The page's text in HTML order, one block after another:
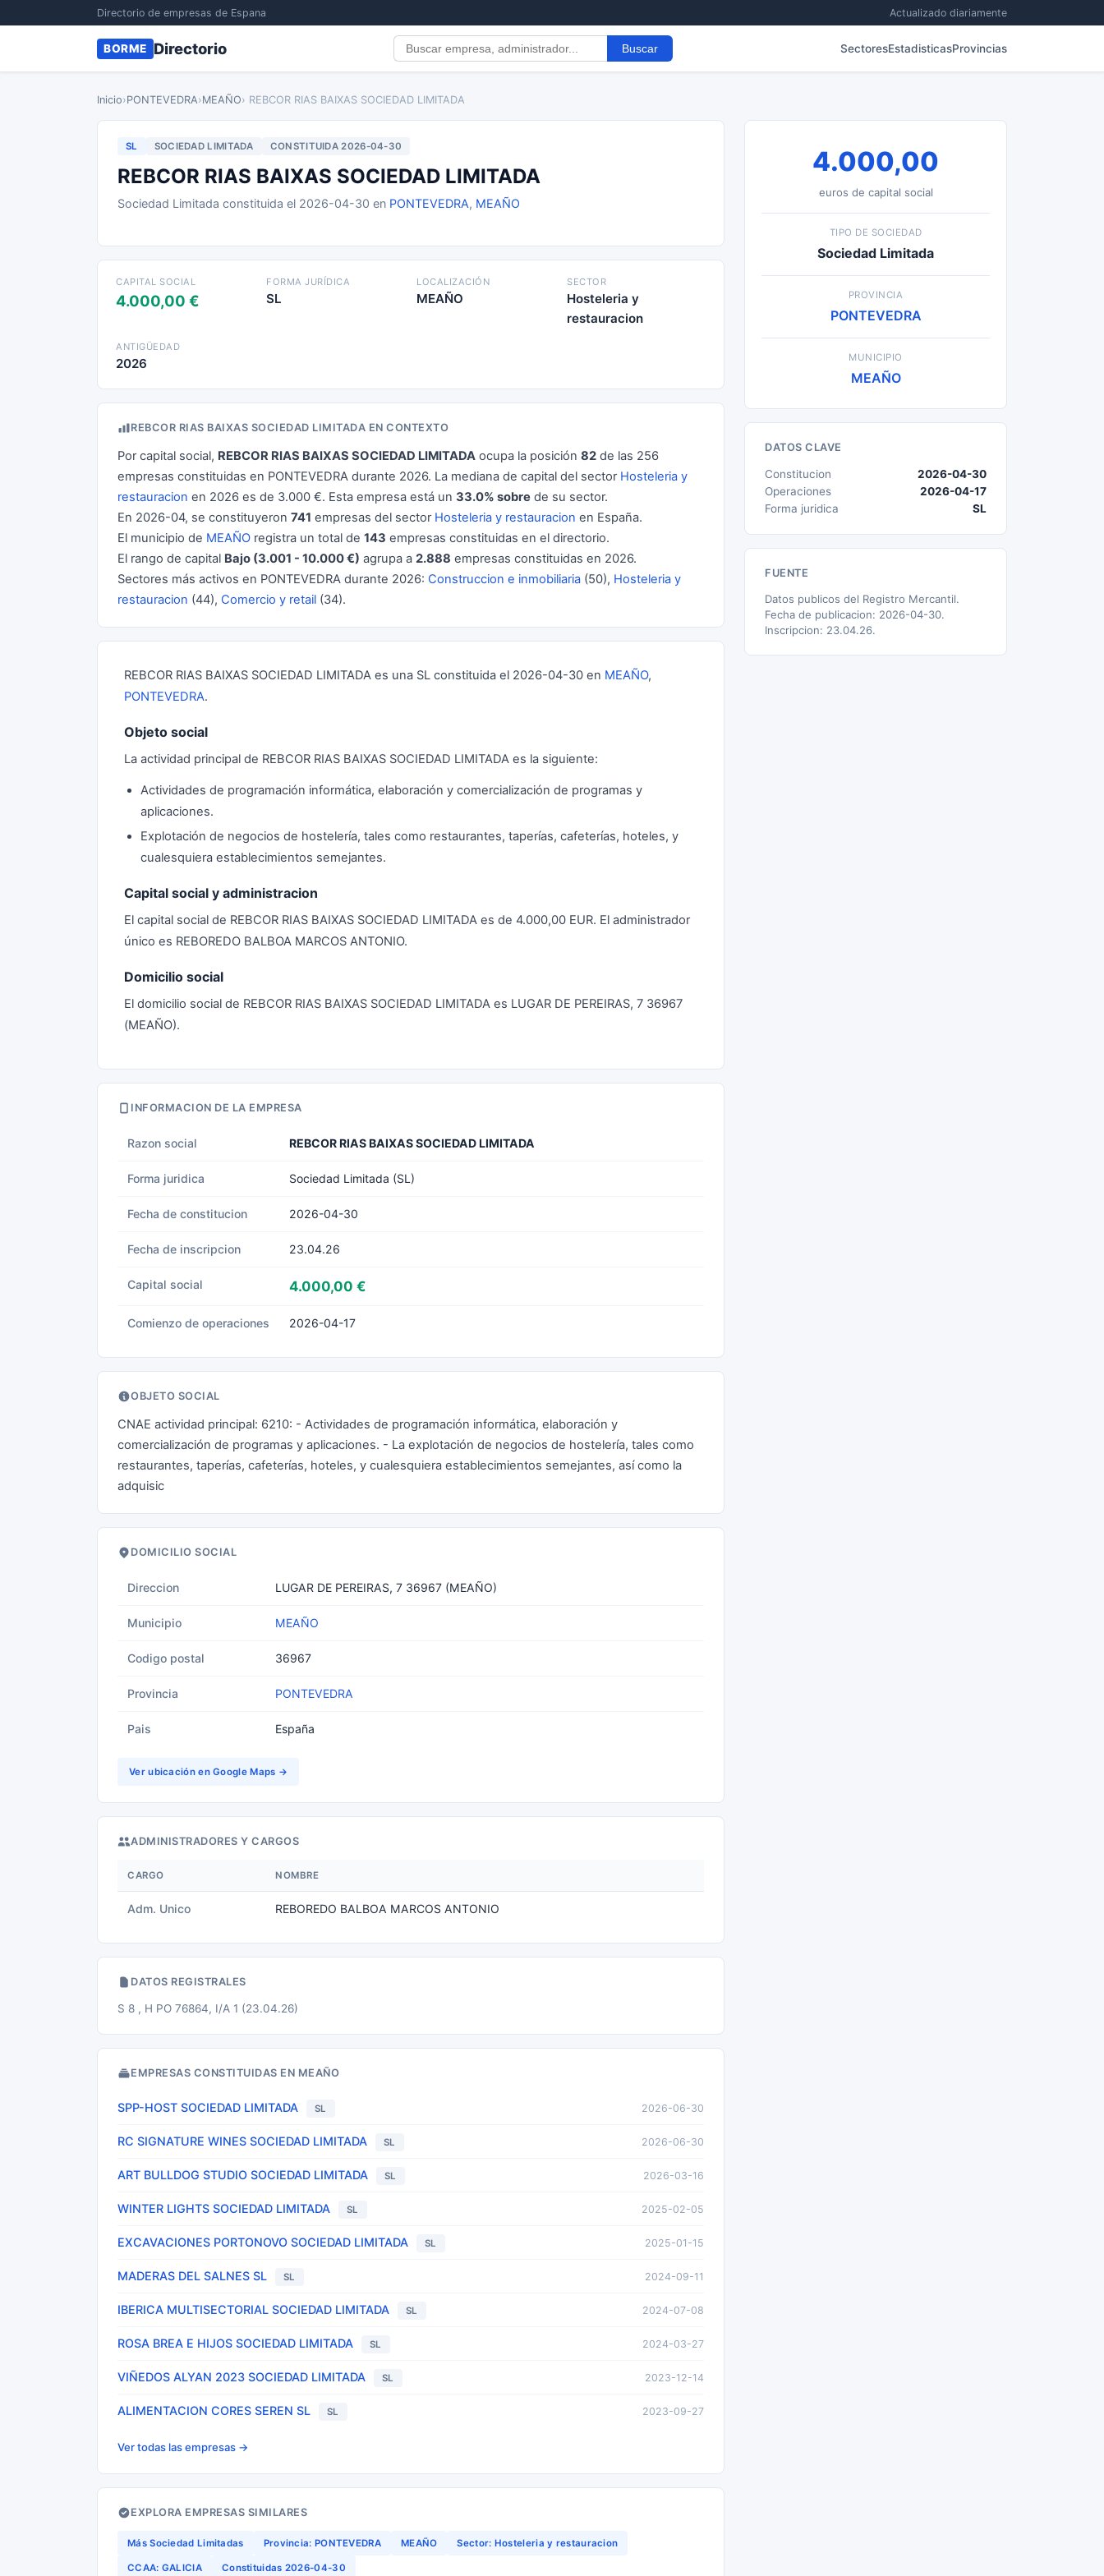
Directorio de empresas de Espana Actualizado diariamente
BORME Directorio Buscar SectoresEstadisticasProvincias
Inicio›PONTEVEDRA›MEAÑO› REBCOR RIAS BAIXAS SOCIEDAD LIMITADA
SL SOCIEDAD LIMITADA CONSTITUIDA 2026-04-30
REBCOR RIAS BAIXAS SOCIEDAD LIMITADA
Sociedad Limitada constituida el 2026-04-30 en PONTEVEDRA, MEAÑO
CAPITAL SOCIAL
4.000,00 €
FORMA JURÍDICA
SL
LOCALIZACIÓN
MEAÑO
SECTOR
Hosteleria y
restauracion
ANTIGÜEDAD
2026
REBCOR RIAS BAIXAS SOCIEDAD LIMITADA EN CONTEXTO
Por capital social, REBCOR RIAS BAIXAS SOCIEDAD LIMITADA ocupa la posición 82 de las 256
empresas constituidas en PONTEVEDRA durante 2026. La mediana de capital del sector Hosteleria y
restauracion en 2026 es de 3.000 €. Esta empresa está un 33.0% sobre de su sector.
En 2026-04, se constituyeron 741 empresas del sector Hosteleria y restauracion en España.
El municipio de MEAÑO registra un total de 143 empresas constituidas en el directorio.
El rango de capital Bajo (3.001 - 10.000 €) agrupa a 2.888 empresas constituidas en 2026.
Sectores más activos en PONTEVEDRA durante 2026: Construccion e inmobiliaria (50), Hosteleria y
restauracion (44), Comercio y retail (34).
REBCOR RIAS BAIXAS SOCIEDAD LIMITADA es una SL constituida el 2026-04-30 en MEAÑO,
PONTEVEDRA.
Objeto social
La actividad principal de REBCOR RIAS BAIXAS SOCIEDAD LIMITADA es la siguiente:
Actividades de programación informática, elaboración y comercialización de programas y
aplicaciones.
Explotación de negocios de hostelería, tales como restaurantes, taperías, cafeterías, hoteles, y
cualesquiera establecimientos semejantes.
Capital social y administracion
El capital social de REBCOR RIAS BAIXAS SOCIEDAD LIMITADA es de 4.000,00 EUR. El administrador
único es REBOREDO BALBOA MARCOS ANTONIO.
Domicilio social
El domicilio social de REBCOR RIAS BAIXAS SOCIEDAD LIMITADA es LUGAR DE PEREIRAS, 7 36967
(MEAÑO).
INFORMACION DE LA EMPRESA
Razon social REBCOR RIAS BAIXAS SOCIEDAD LIMITADA
Forma juridica Sociedad Limitada (SL)
Fecha de constitucion 2026-04-30
Fecha de inscripcion 23.04.26
Capital social 4.000,00 €
Comienzo de operaciones 2026-04-17
OBJETO SOCIAL
CNAE actividad principal: 6210: - Actividades de programación informática, elaboración y
comercialización de programas y aplicaciones. - La explotación de negocios de hostelería, tales como
restaurantes, taperías, cafeterías, hoteles, y cualesquiera establecimientos semejantes, así como la
adquisic
DOMICILIO SOCIAL
Direccion LUGAR DE PEREIRAS, 7 36967 (MEAÑO)
Municipio MEAÑO
Codigo postal 36967
Provincia PONTEVEDRA
Pais España
Ver ubicación en Google Maps →
ADMINISTRADORES Y CARGOS
CARGO NOMBRE
Adm. Unico REBOREDO BALBOA MARCOS ANTONIO
DATOS REGISTRALES
S 8 , H PO 76864, I/A 1 (23.04.26)
EMPRESAS CONSTITUIDAS EN MEAÑO
SPP-HOST SOCIEDAD LIMITADA SL 2026-06-30
RC SIGNATURE WINES SOCIEDAD LIMITADA SL 2026-06-30
ART BULLDOG STUDIO SOCIEDAD LIMITADA SL 2026-03-16
WINTER LIGHTS SOCIEDAD LIMITADA SL 2025-02-05
EXCAVACIONES PORTONOVO SOCIEDAD LIMITADA SL 2025-01-15
MADERAS DEL SALNES SL SL 2024-09-11
IBERICA MULTISECTORIAL SOCIEDAD LIMITADA SL 2024-07-08
ROSA BREA E HIJOS SOCIEDAD LIMITADA SL 2024-03-27
VIÑEDOS ALYAN 2023 SOCIEDAD LIMITADA SL 2023-12-14
ALIMENTACION CORES SEREN SL SL 2023-09-27
Ver todas las empresas →
EXPLORA EMPRESAS SIMILARES
Más Sociedad Limitadas Provincia: PONTEVEDRA MEAÑO Sector: Hosteleria y restauracion
CCAA: GALICIA Constituidas 2026-04-30
4.000,00
euros de capital social
TIPO DE SOCIEDAD
Sociedad Limitada
PROVINCIA
PONTEVEDRA
MUNICIPIO
MEAÑO
DATOS CLAVE
Constitucion
2026-04-30
Operaciones
2026-04-17
Forma juridica
SL
FUENTE
Datos publicos del Registro Mercantil.
Fecha de publicacion: 2026-04-30.
Inscripcion: 23.04.26.